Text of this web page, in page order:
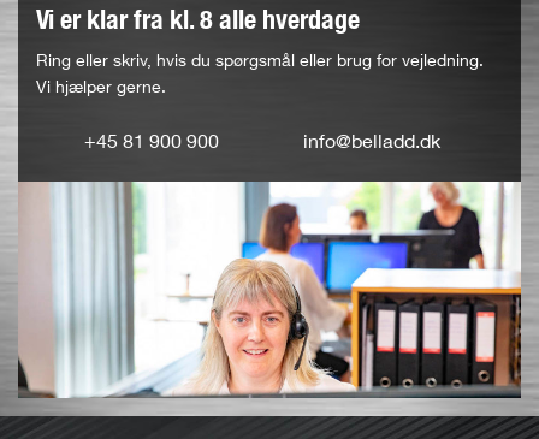
Vi er klar fra kl. 8 alle hverdage
Ring eller skriv, hvis du spørgsmål eller brug for vejledning.
Vi hjælper gerne.
+45 81 900 900 info@belladd.dk